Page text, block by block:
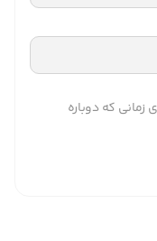
زمانی که دوباره